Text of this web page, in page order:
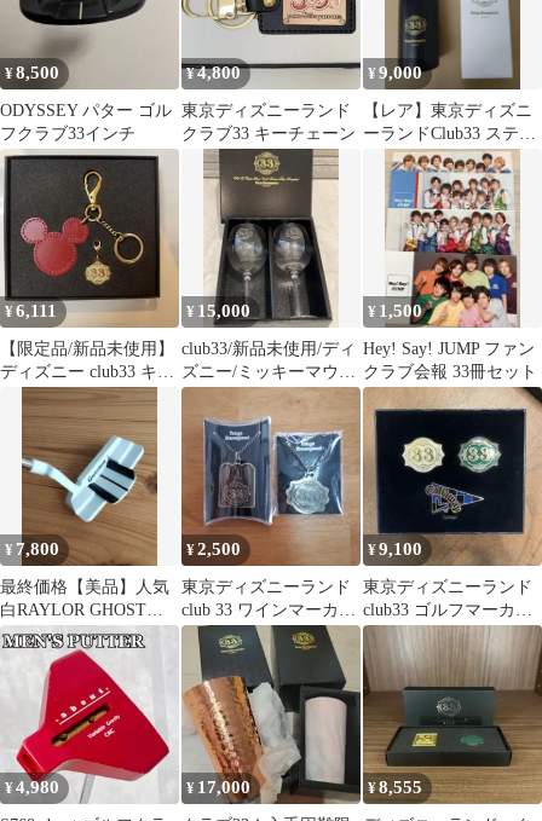
¥8,500
ODYSSEY パター ゴル
フクラブ33インチ
¥4,800
東京ディズニーランド
クラブ33 キーチェーン
¥9,000
【レア】東京ディズニ
ーランドClub33 ステン
レスボトル
¥6,111
【限定品/新品未使用】
ディズニー club33 キー
リング
¥ 15,000
club33/新品未使用/ディ
ズニー/ミッキーマウス/
ペアグラス
¥ 1,500
Hey! Say! JUMP ファン
クラブ会報 33冊セット
¥ 7,800
最終価格【美品】人気
白RAYLOR GHOST
DA-12 33インチ
¥2,500
東京ディズニーランド
club 33 ワインマーカー
2種セット
¥9,100
東京ディズニーランド
club33 ゴルフマーカー3
個セット キャロウェ
イ
¥4,980 ¥ 17,000 ¥8,555